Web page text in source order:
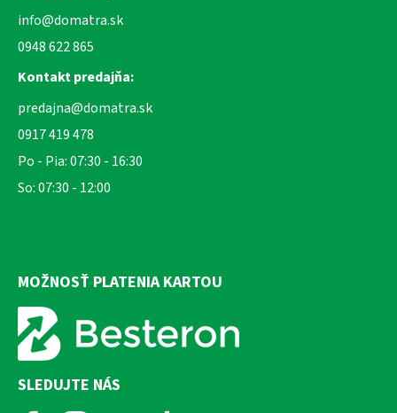
info@domatra.sk
0948 622 865
Kontakt predajňa:
predajna@domatra.sk
0917 419 478
Po - Pia: 07:30 - 16:30
So: 07:30 - 12:00
MOŽNOSŤ PLATENIA KARTOU
SLEDUJTE NÁS